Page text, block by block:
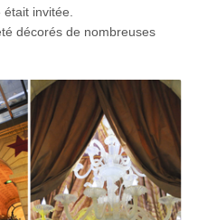
invitée.
décorés de nombreuses